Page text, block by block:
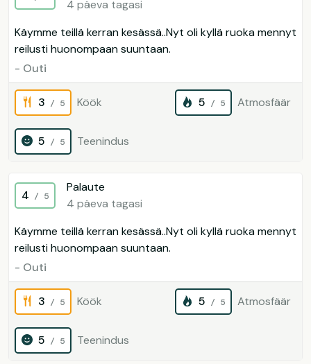
4 päeva tagasi
Käymme teillä kerran kesässä..Nyt oli kyllä ruoka mennyt
reilusti huonompaan suuntaan.
- Outi
3 / 5 Köök 5 / 5 Atmosfäär
5 / 5 Teenindus
4 / 5
Palaute
4 päeva tagasi
Käymme teillä kerran kesässä..Nyt oli kyllä ruoka mennyt
reilusti huonompaan suuntaan.
- Outi
3 / 5 Köök 5 / 5 Atmosfäär
5 / 5 Teenindus